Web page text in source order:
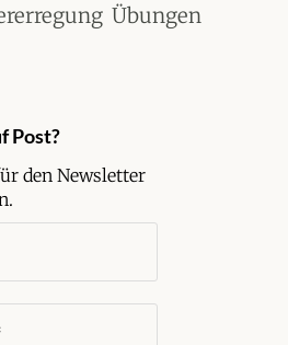
Übungen
Post?
den Newsletter